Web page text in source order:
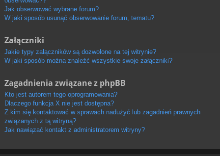
Jak obserwować wybrane forum?
W jaki sposób usunąć obserwowanie forum, tematu?
Załączniki
Jakie typy załączników są dozwolone na tej witrynie?
W jaki sposób można znaleźć wszystkie swoje załączniki?
Zagadnienia związane z phpBB
Kto jest autorem tego oprogramowania?
Dlaczego funkcja X nie jest dostępna?
Z kim się kontaktować w sprawach nadużyć lub zagadnień prawnych
związanych z tą witryną?
Jak nawiązać kontakt z administratorem witryny?